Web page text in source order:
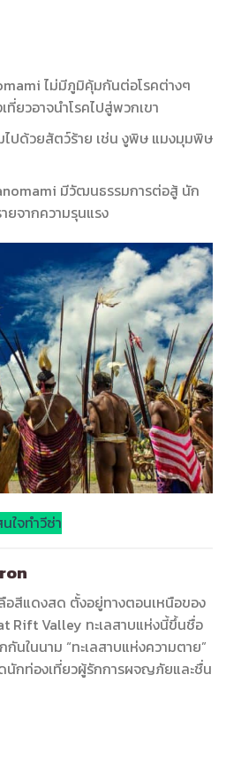
ไม่มีภูมิคุ้มกันต่อโรคต่างๆ
ยวอาจนำโรคไปสู่พวกเขา
ไปด้วยสัตว์ร้าย เช่น งูพิษ แมงมุมพิษ
มีวัฒนธรรมการต่อสู้ นัก
ยจากความรุนแรง
ใจทำวีซ่า
ลือสีแดงสด ตั้งอยู่ทางตอนเหนือของ
Rift Valley ทะเลสาบแห่งนี้ขึ้นชื่อ
นในนาม “ทะเลสาบแห่งความตาย”
ดนักท่องเที่ยวผู้รักการผจญภัยและชื่น